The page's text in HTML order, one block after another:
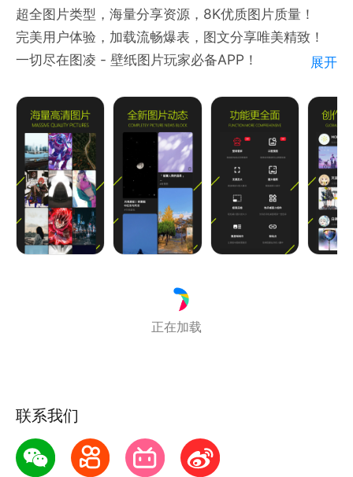
超全图片类型，海量分享资源，8K优质图片质量！
完美用户体验，加载流畅爆表，图文分享唯美精致！
一切尽在图凌 - 壁纸图片玩家必备APP！
【软件特色】
①百万用户齐聚一堂分享优质图源；
②图片分类齐全，每日编辑精选推荐；
③流畅与独特的操作体验，看图更爽快；
④精制图集与图片专题让图片更加丰富；
⑤图片配文让图凌社区更具备人文情怀色彩；
图凌客服QQ：136966488
有任何问题欢迎随时拍砖，我们会及时改善！
展开
正在加载
联系我们